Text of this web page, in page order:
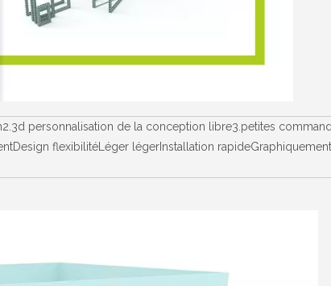
personnalisation de la conception libre3.petites
flexibilitéLéger légerInstallation